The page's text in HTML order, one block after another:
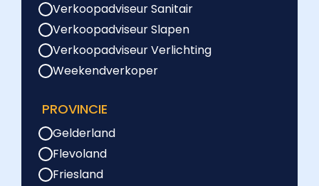
Verkoopadviseur Sanitair
Verkoopadviseur Slapen
Verkoopadviseur Verlichting
Weekendverkoper
PROVINCIE
Gelderland
Flevoland
Friesland